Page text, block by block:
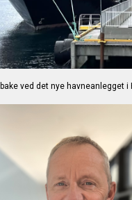
ved det nye havneanlegget i